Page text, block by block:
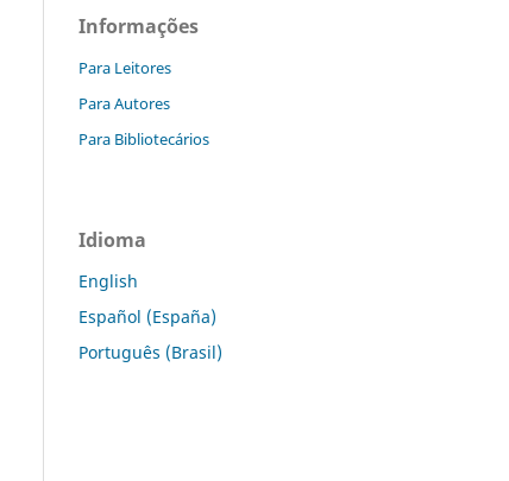
Informações
Para Leitores
Para Autores
Para Bibliotecários
Idioma
English
Español (España)
Português (Brasil)